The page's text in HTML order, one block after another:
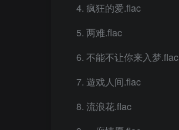
疯狂的爱.flac
两难.flac
不能不让你来入梦.flac
遊戏人间.flac
流浪花.flac